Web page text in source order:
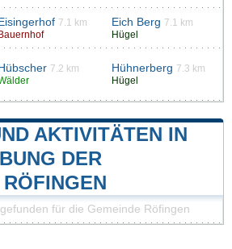
7.1 km
Bauernhof
Eich Berg 7.1 km
Hügel
7.2 km
Hühnerberg 7.3 km
Hügel
AKTIVITÄTEN IN
DER
für die Gemeinde Röfingen